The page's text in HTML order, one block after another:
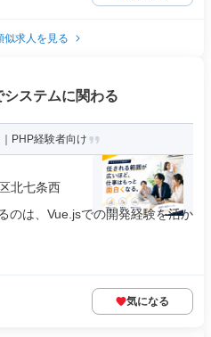
似求人を見る
ステムに関わる
PHP経験者向け
北七条西
のは、Vue.jsでの開発経験を活か
気になる